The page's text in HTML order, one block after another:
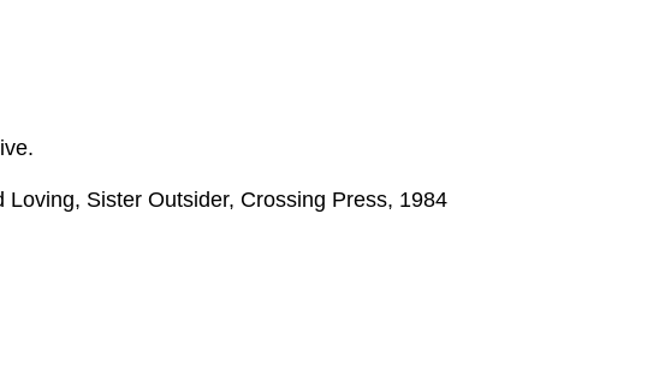
Sister Outsider, Crossing Press, 1984